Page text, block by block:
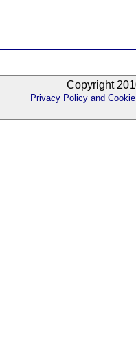
Copyright
Privacy Policy and